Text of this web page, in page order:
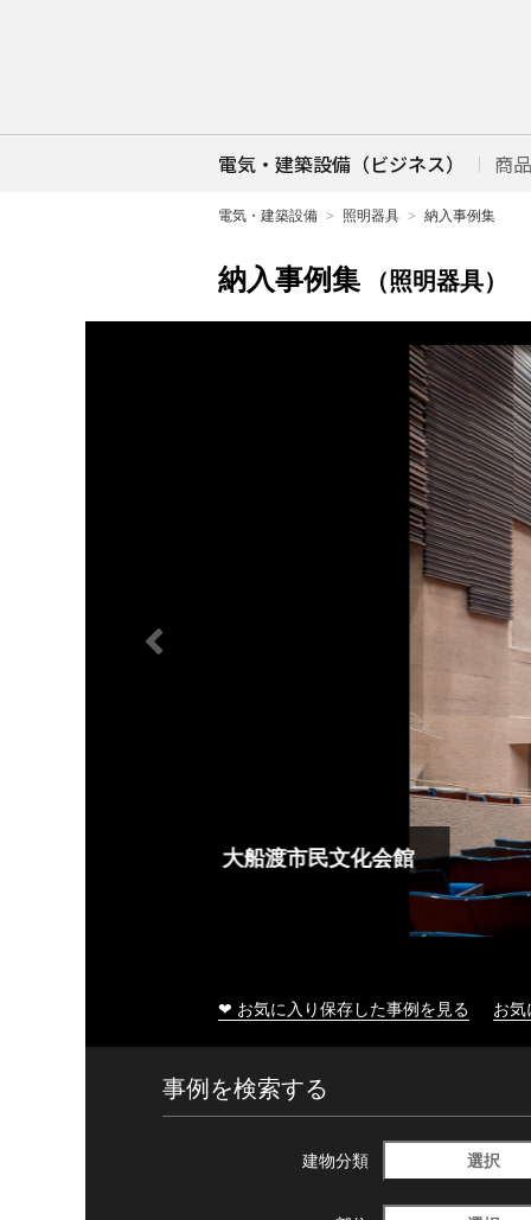
電気・建築設備（ビジネス） 商
電気・建築設備 照明器具 納入事例集
納入事例集 （照明器具）
大船渡市民文化会館
❤ お気に入り保存した事例を見る お
事例を検索する
建物分類 選択